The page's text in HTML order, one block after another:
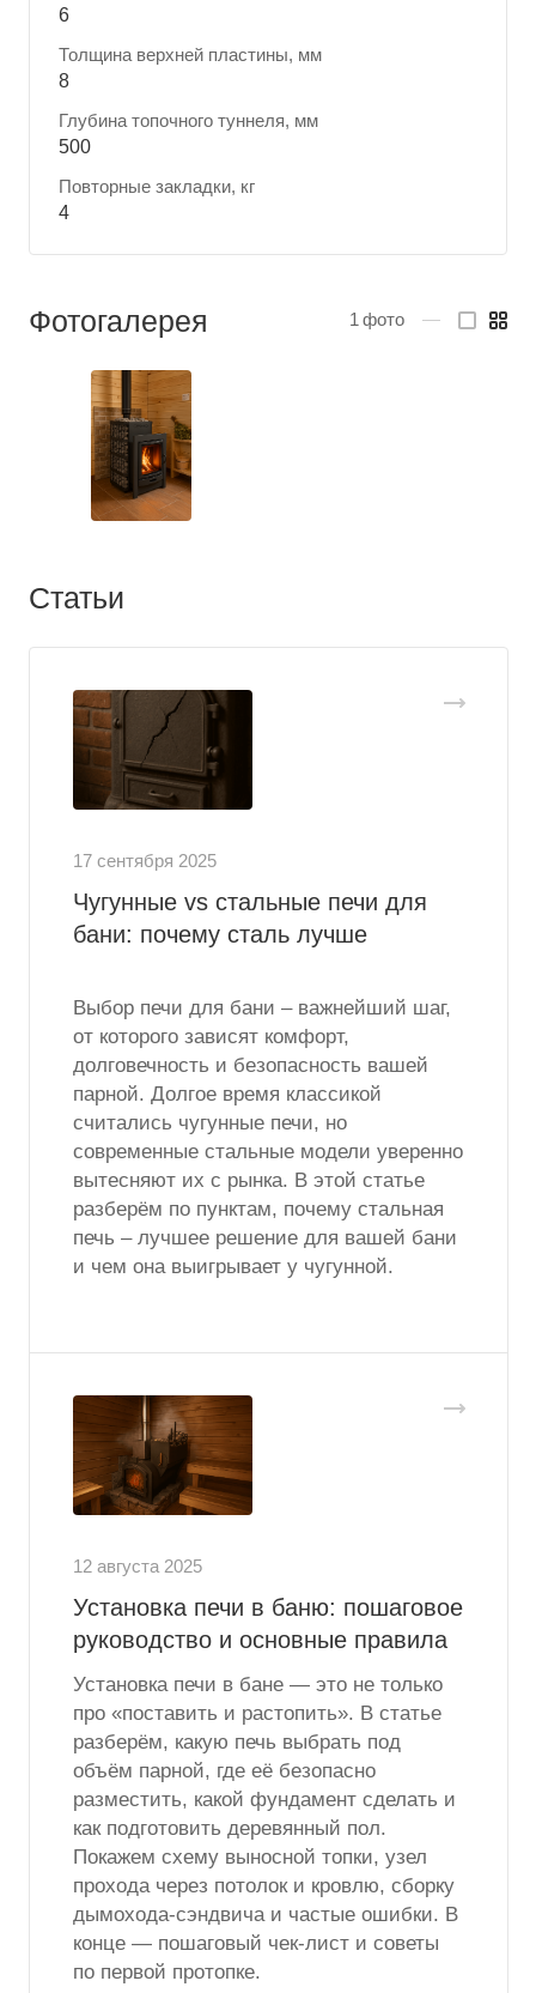
6
Толщина верхней пластины, мм
8
Глубина топочного туннеля, мм
500
Повторные закладки, кг
4
Фотогалерея 1 фото —
Статьи
17 сентября 2025
Чугунные vs стальные печи для
бани: почему сталь лучше
Выбор печи для бани – важнейший шаг,
от которого зависят комфорт,
долговечность и безопасность вашей
парной. Долгое время классикой
считались чугунные печи, но
современные стальные модели уверенно
вытесняют их с рынка. В этой статье
разберём по пунктам, почему стальная
печь – лучшее решение для вашей бани
и чем она выигрывает у чугунной.
12 августа 2025
Установка печи в баню: пошаговое
руководство и основные правила
Установка печи в бане — это не только
про «поставить и растопить». В статье
разберём, какую печь выбрать под
объём парной, где её безопасно
разместить, какой фундамент сделать и
как подготовить деревянный пол.
Покажем схему выносной топки, узел
прохода через потолок и кровлю, сборку
дымохода-сэндвича и частые ошибки. В
конце — пошаговый чек-лист и советы
по первой протопке.